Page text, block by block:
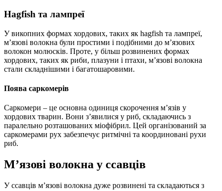
Hagfish та лампреї
У викопних формах хордових, таких як hagfish та лампреї,
м’язові волокна були простими і подібними до м’язових
волокон молюсків. Проте, у більш розвинених формах
хордових, таких як риби, плазуни і птахи, м’язові волокна
стали складнішими і багатошаровими.
Поява саркомерів
Саркомери – це основна одиниця скорочення м’язів у
хордових тварин. Вони з’явилися у риб, складаючись з
паралельно розташованих міофібрил. Цей організований за
саркомерами рух забезпечує ритмічні та координовані рухи
риб.
М’язові волокна у ссавців
У ссавців м’язові волокна дуже розвинені та складаються з